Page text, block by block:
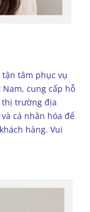
tận tâm phục vụ
cung cấp hỗ
thị trường địa
cá nhân hóa để
hàng. Vui